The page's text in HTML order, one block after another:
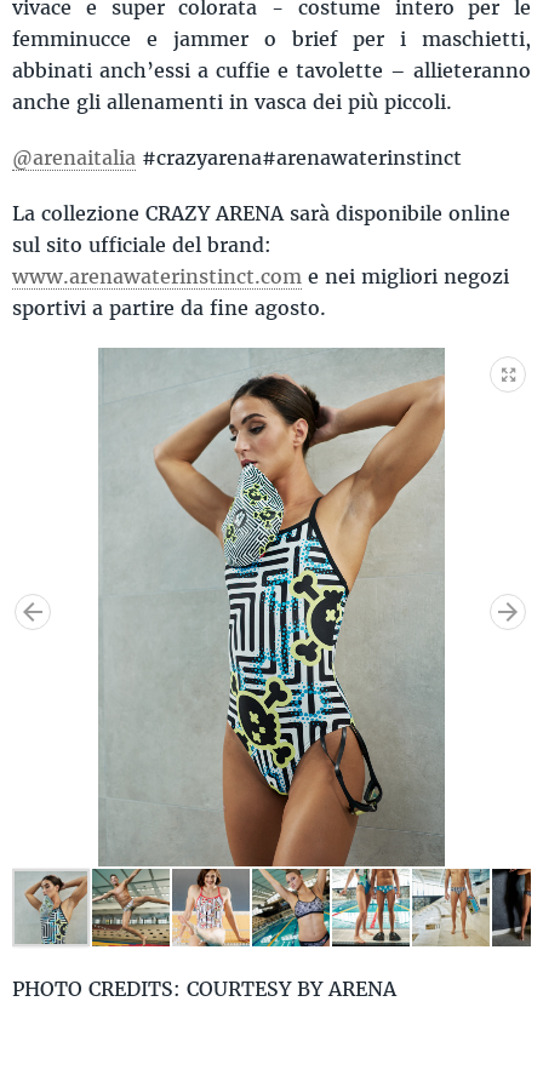
vivace e super colorata - costume intero per le
femminucce e jammer o brief per i maschietti,
abbinati anch’essi a cuffie e tavolette – allieteranno
anche gli allenamenti in vasca dei più piccoli.
@arenaitalia #crazyarena#arenawaterinstinct
La collezione CRAZY ARENA sarà disponibile online
sul sito ufficiale del brand:
www.arenawaterinstinct.com e nei migliori negozi
sportivi a partire da fine agosto.
PHOTO CREDITS: COURTESY BY ARENA